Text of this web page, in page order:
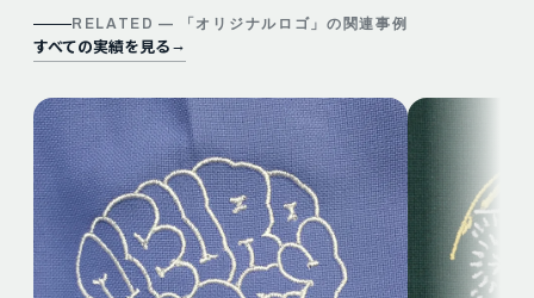
RELATED — 「 オリジナルロゴ 」の関連事例
すべての実績を見る →